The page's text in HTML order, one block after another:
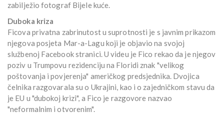
zabilježio fotograf Bijele kuće.
Duboka kriza
Ficova privatna zabrinutost u suprotnosti je s javnim prikazom
njegova posjeta Mar-a-Lagu koji je objavio na svojoj
službenoj Facebook stranici. U videu je Fico rekao da je njegov
poziv u Trumpovu rezidenciju na Floridi znak "velikog
poštovanja i povjerenja" američkog predsjednika. Dvojica
čelnika razgovarala su o Ukrajini, kao i o zajedničkom stavu da
je EU u "dubokoj krizi", a Fico je razgovore nazvao
"neformalnim i otvorenim".